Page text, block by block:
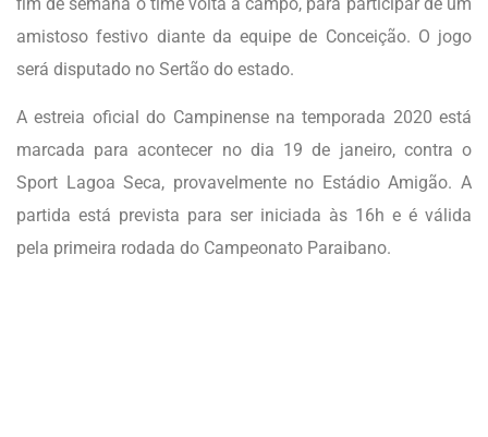
amistoso festivo diante da equipe de Conceição. O jogo
será disputado no Sertão do estado.
A estreia oficial do Campinense na temporada 2020 está
marcada para acontecer no dia 19 de janeiro, contra o
Sport Lagoa Seca, provavelmente no Estádio Amigão. A
partida está prevista para ser iniciada às 16h e é válida
pela primeira rodada do Campeonato Paraibano.